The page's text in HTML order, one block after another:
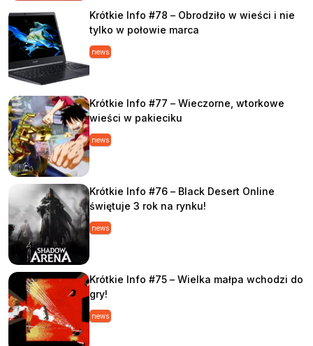
Krótkie Info #78 – Obrodziło w wieści i nie
tylko w połowie marca
news
Krótkie Info #77 – Wieczorne, wtorkowe
wieści w pakieciku
news
Krótkie Info #76 – Black Desert Online
świętuje 3 rok na rynku!
news
Krótkie Info #75 – Wielka małpa wchodzi do
gry!
news